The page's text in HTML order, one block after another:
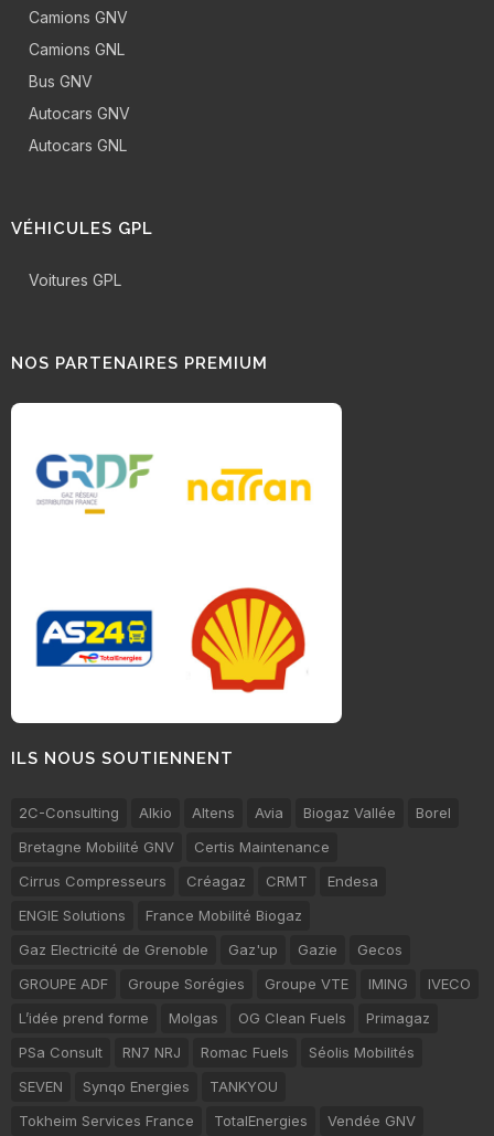
Camions GNV
Camions GNL
Bus GNV
Autocars GNV
Autocars GNL
VÉHICULES GPL
Voitures GPL
NOS PARTENAIRES PREMIUM
ILS NOUS SOUTIENNENT
2C-Consulting Alkio Altens Avia Biogaz Vallée
Borel
Bretagne Mobilité GNV
Certis Maintenance
Cirrus Compresseurs
Créagaz CRMT
Endesa
ENGIE Solutions
France Mobilité Biogaz
Gaz Electricité de Grenoble
Gaz'up Gazie
Gecos
GROUPE ADF
Groupe Sorégies Groupe VTE IMING
IVECO
L’idée prend forme
Molgas OG Clean Fuels
Primagaz
PSa Consult
RN7 NRJ Romac Fuels
Séolis Mobilités
SEVEN
Synqo Energies
TANKYOU
Tokheim Services France
TotalEnergies Vendée GNV